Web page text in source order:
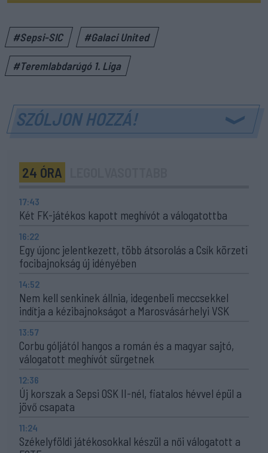
#Sepsi-SIC #Galaci United
#Teremlabdarúgó 1. Liga
SZÓLJON HOZZÁ!
24 ÓRA
17:43
Két FK-játékos kapott meghívót a válogatottba
16:22
Egy újonc jelentkezett, több átsorolás a Csík körzeti
focibajnokság új idényében
14:52
Nem kell senkinek állnia, idegenbeli meccsekkel
indítja a kézibajnokságot a Marosvásárhelyi VSK
13:57
Corbu góljától hangos a román és a magyar sajtó,
válogatott meghívót sürgetnek
12:36
Új korszak a Sepsi OSK II-nél, fiatalos hévvel épül a
jövő csapata
11:24
Székelyföldi játékosokkal készül a női válogatott a